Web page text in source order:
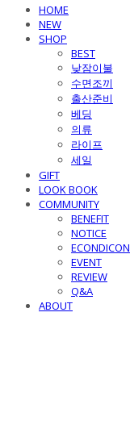
HOME
NEW
SHOP
BEST
낮잠이불
수면조끼
출산준비
베딩
의류
라이프
세일
GIFT
LOOK BOOK
COMMUNITY
BENEFIT
NOTICE
ECONDICON
EVENT
REVIEW
Q&A
ABOUT